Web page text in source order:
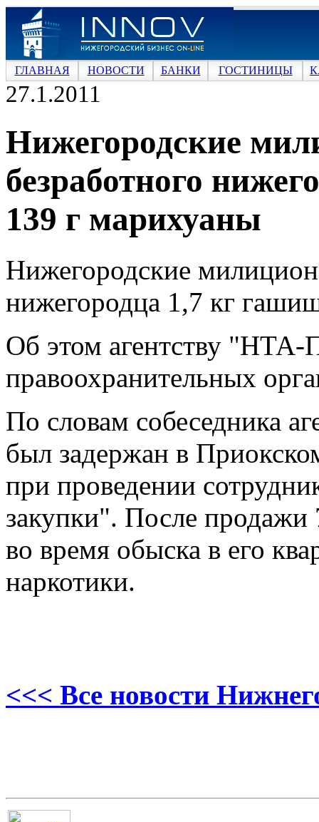
ГЛАВНАЯ НОВОСТИ БАНКИ ГОСТИНИЦЫ
27.1.2011
Нижегородские
безработного
139 г марихуаны
Нижегородские
нижегородца 1,7 кг
Об этом агентству
правоохранительных
По словам собеседника
был задержан в
при проведении
закупки". После
во время обыска в его
наркотики.
<<< Все новости